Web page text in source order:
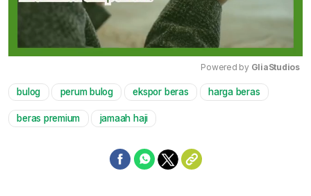
Mute
Powered by GliaStudios
bulog perum bulog ekspor beras harga beras
beras premium jamaah haji